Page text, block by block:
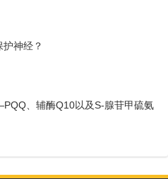
神经？
、辅酶Q10以及S-腺苷甲硫氨